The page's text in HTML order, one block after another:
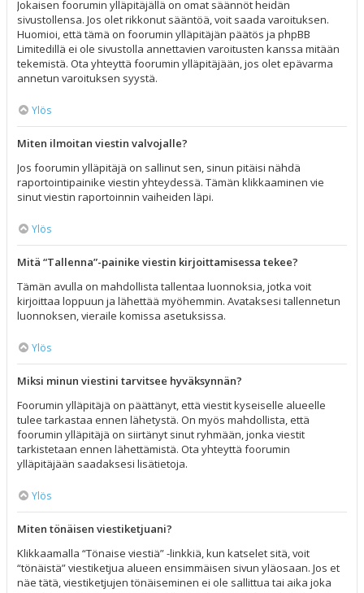
Jokaisen foorumin ylläpitäjällä on omat säännöt heidän
sivustollensa. Jos olet rikkonut sääntöä, voit saada varoituksen.
Huomioi, että tämä on foorumin ylläpitäjän päätös ja phpBB
Limitedillä ei ole sivustolla annettavien varoitusten kanssa mitään
tekemistä. Ota yhteyttä foorumin ylläpitäjään, jos olet epävarma
annetun varoituksen syystä.
Ylös
Miten ilmoitan viestin valvojalle?
Jos foorumin ylläpitäjä on sallinut sen, sinun pitäisi nähdä
raportointipainike viestin yhteydessä. Tämän klikkaaminen vie
sinut viestin raportoinnin vaiheiden läpi.
Ylös
Mitä “Tallenna”-painike viestin kirjoittamisessa tekee?
Tämän avulla on mahdollista tallentaa luonnoksia, jotka voit
kirjoittaa loppuun ja lähettää myöhemmin. Avataksesi tallennetun
luonnoksen, vieraile komissa asetuksissa.
Ylös
Miksi minun viestini tarvitsee hyväksynnän?
Foorumin ylläpitäjä on päättänyt, että viestit kyseiselle alueelle
tulee tarkastaa ennen lähetystä. On myös mahdollista, että
foorumin ylläpitäjä on siirtänyt sinut ryhmään, jonka viestit
tarkistetaan ennen lähettämistä. Ota yhteyttä foorumin
ylläpitäjään saadaksesi lisätietoja.
Ylös
Miten tönäisen viestiketjuani?
Klikkaamalla “Tönaise viestiä” -linkkiä, kun katselet sitä, voit
“tönäistä” viestiketjua alueen ensimmäisen sivun yläosaan. Jos et
näe tätä, viestiketjujen tönäiseminen ei ole sallittua tai aika joka